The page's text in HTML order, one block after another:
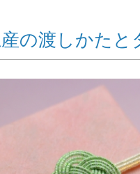
の渡しかたと